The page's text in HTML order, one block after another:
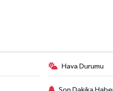
Hava Durumu